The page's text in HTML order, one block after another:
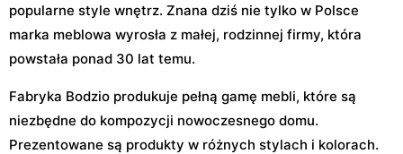
popularne style wnętrz. Znana dziś nie tylko w Polsce
marka meblowa wyrosła z małej, rodzinnej firmy, która
powstała ponad 30 lat temu.
Fabryka Bodzio produkuje pełną gamę mebli, które są
niezbędne do kompozycji nowoczesnego domu.
Prezentowane są produkty w różnych stylach i kolorach.